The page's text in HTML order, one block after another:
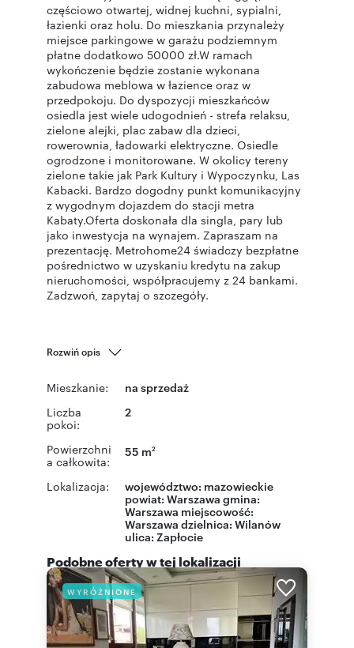
częściowo otwartej, widnej kuchni, sypialni,
łazienki oraz holu. Do mieszkania przynależy
miejsce parkingowe w garażu podziemnym
płatne dodatkowo 50000 zł.W ramach
wykończenie będzie zostanie wykonana
zabudowa meblowa w łazience oraz w
przedpokoju. Do dyspozycji mieszkańców
osiedla jest wiele udogodnień - strefa relaksu,
zielone alejki, plac zabaw dla dzieci,
rowerownia, ładowarki elektryczne. Osiedle
ogrodzone i monitorowane. W okolicy tereny
zielone takie jak Park Kultury i Wypoczynku, Las
Kabacki. Bardzo dogodny punkt komunikacyjny
z wygodnym dojazdem do stacji metra
Kabaty.Oferta doskonała dla singla, pary lub
jako inwestycja na wynajem. Zapraszam na
prezentację. Metrohome24 świadczy bezpłatne
pośrednictwo w uzyskaniu kredytu na zakup
nieruchomości, współpracujemy z 24 bankami.
Zadzwoń, zapytaj o szczegóły.
Rozwiń opis
Mieszkanie: na sprzedaż
Liczba
pokoi:
2
Powierzchni
a całkowita:
55 m2
Lokalizacja: województwo: mazowieckie
powiat: Warszawa gmina:
Warszawa miejscowość:
Warszawa dzielnica: Wilanów
ulica: Zapłocie
Podobne oferty w tej lokalizacji
WYRÓŻNIONE